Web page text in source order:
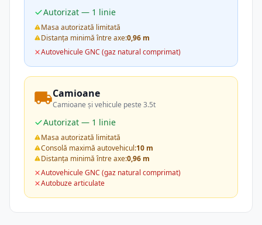
Autorizat — 1 linie
Masa autorizată limitată
Distanța minimă între axe:0,96 m
Autovehicule GNC (gaz natural comprimat)
Camioane
Camioane și vehicule peste 3.5t
Autorizat — 1 linie
Masa autorizată limitată
Consolă maximă autovehicul:10 m
Distanța minimă între axe:0,96 m
Autovehicule GNC (gaz natural comprimat)
Autobuze articulate